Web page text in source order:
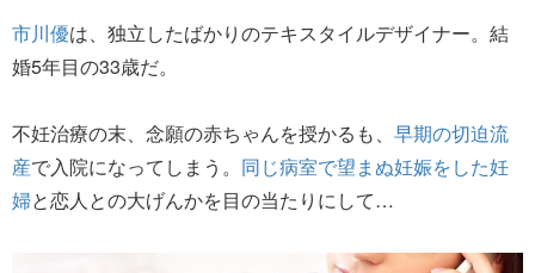
市川優は、独立したばかりのテキスタイルデザイナー。結
婚5年目の33歳だ。
不妊治療の末、念願の赤ちゃんを授かるも、 早期の切迫流
産で入院になってしまう。 同じ病室で望まぬ妊娠をした妊
婦と恋人との大げんかを目の当たりにして…